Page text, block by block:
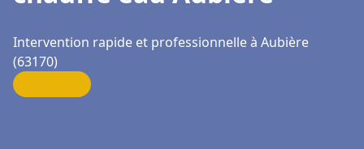
Intervention rapide et professionnelle à Aubière
(63170)